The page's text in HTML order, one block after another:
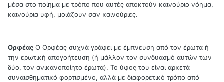
μέσα στο ποίημα με τρόπο που αυτές αποκτούν καινούριο νόημα,
καινούρια υφή, μοιάζουν σαν καινούριες.
Ορφέας Ο Ορφέας συχνά γράφει με έμπνευση από τον έρωτα ή
την ερωτική απογοήτευση (ή μάλλον τον συνδυασμό αυτών των
δύο, τον ανικανοποίητο έρωτα). Το ύφος του είναι αρκετά
συναισθηματικό φορτισμένο, αλλά με διαφορετικό τρόπο από